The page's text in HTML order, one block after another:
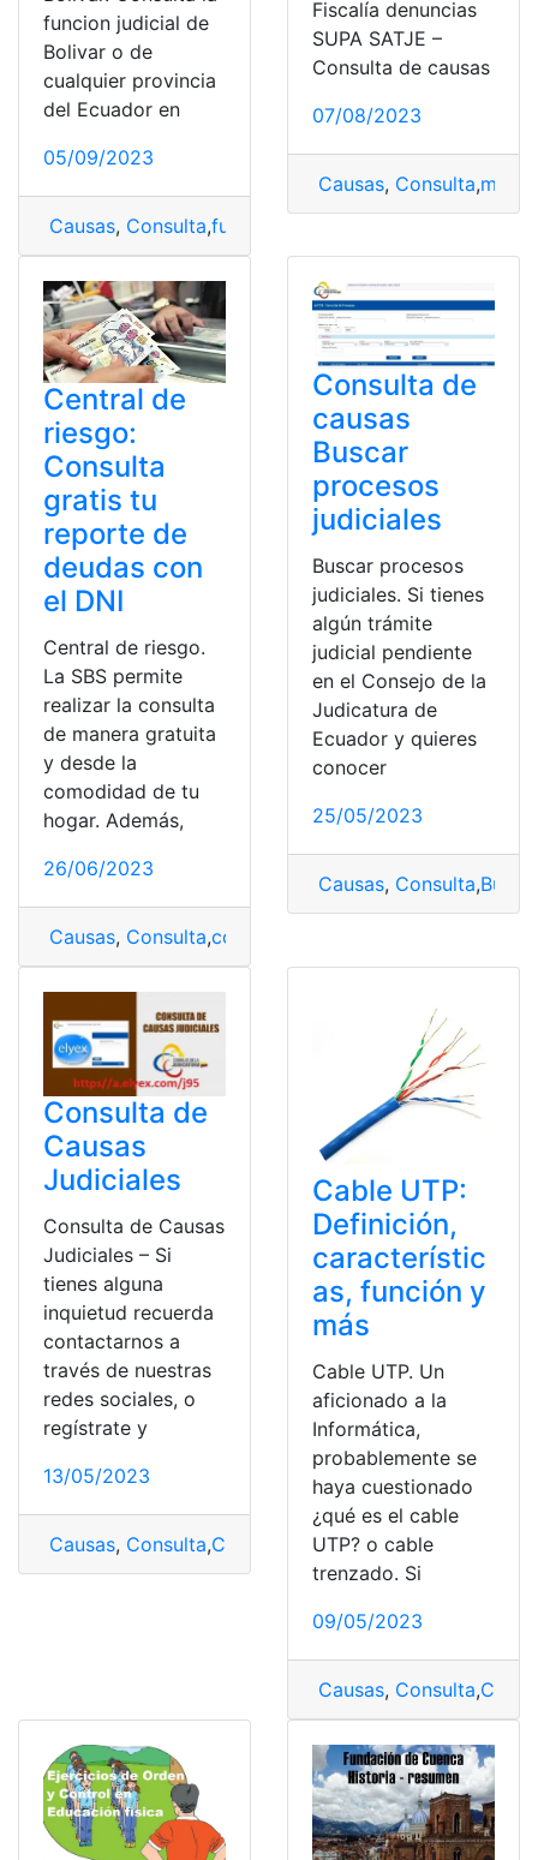
funcion judicial de
Bolivar o de
cualquier provincia
del Ecuador en
05/09/2023
Causas, Consulta,función
Fiscalía denuncias
SUPA SATJE –
Consulta de causas
07/08/2023
Causas, Consulta,
Central de
riesgo:
Consulta
gratis tu
reporte de
deudas con
el DNI
Central de riesgo.
La SBS permite
realizar la consulta
de manera gratuita
y desde la
comodidad de tu
hogar. Además,
26/06/2023
Causas, Consulta,con y sin DNI
Consulta de
causas
Buscar
procesos
judiciales
Buscar procesos
judiciales. Si tienes
algún trámite
judicial pendiente
en el Consejo de la
Judicatura de
Ecuador y quieres
conocer
25/05/2023
Causas, Consulta,
Consulta de
Causas
Judiciales
Consulta de Causas
Judiciales – Si
tienes alguna
inquietud recuerda
contactarnos a
través de nuestras
redes sociales, o
regístrate y
13/05/2023
Causas, Consulta,Consulta de causas procesos
Cable UTP:
Definición,
característic
as, función y
más
Cable UTP. Un
aficionado a la
Informática,
probablemente se
haya cuestionado
¿qué es el cable
UTP? o cable
trenzado. Si
09/05/2023
Causas, Consulta,Cable